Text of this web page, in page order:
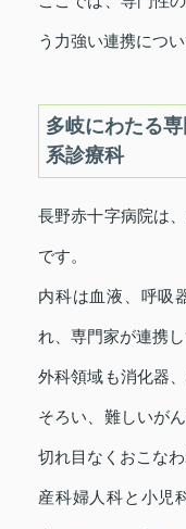
う力強い連携につ
多岐にわたる
系診療科
長野赤十字病院は
です。
内科は血液、呼吸
れ、専門家が連携
外科領域も消化器
そろい、難しいが
切れ目なくおこなわ
産科婦人科と小児